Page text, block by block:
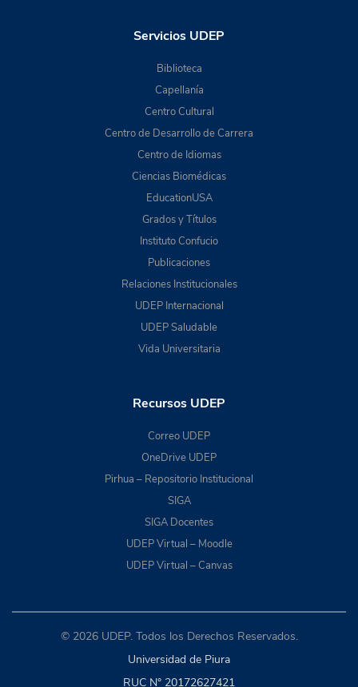
Servicios UDEP
Biblioteca
Capellanía
Centro Cultural
Centro de Desarrollo de Carrera
Centro de Idiomas
Ciencias Biomédicas
EducationUSA
Grados y Títulos
Instituto Confucio
Publicaciones
Relaciones Institucionales
UDEP Internacional
UDEP Saludable
Vida Universitaria
Recursos UDEP
Correo UDEP
OneDrive UDEP
Pirhua – Repositorio Institucional
SIGA
SIGA Docentes
UDEP Virtual – Moodle
UDEP Virtual – Canvas
© 2026 UDEP. Todos los Derechos Reservados.
Universidad de Piura
RUC N° 20172627421